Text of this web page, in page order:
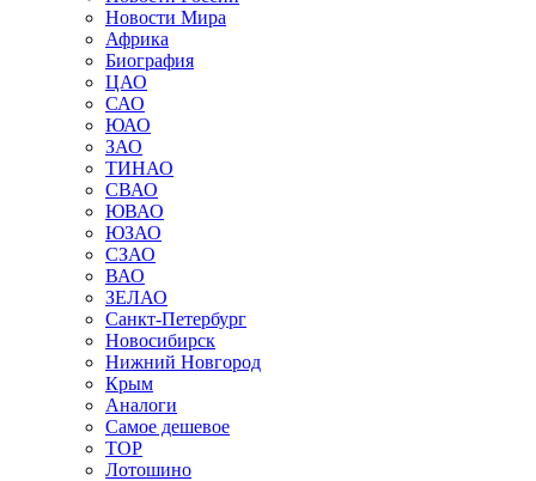
Новости Мира
Африка
Биография
ЦАО
САО
ЮАО
ЗАО
ТИНАО
СВАО
ЮВАО
ЮЗАО
СЗАО
ВАО
ЗЕЛАО
Санкт-Петербург
Новосибирск
Нижний Новгород
Крым
Аналоги
Самое дешевое
TOP
Лотошино